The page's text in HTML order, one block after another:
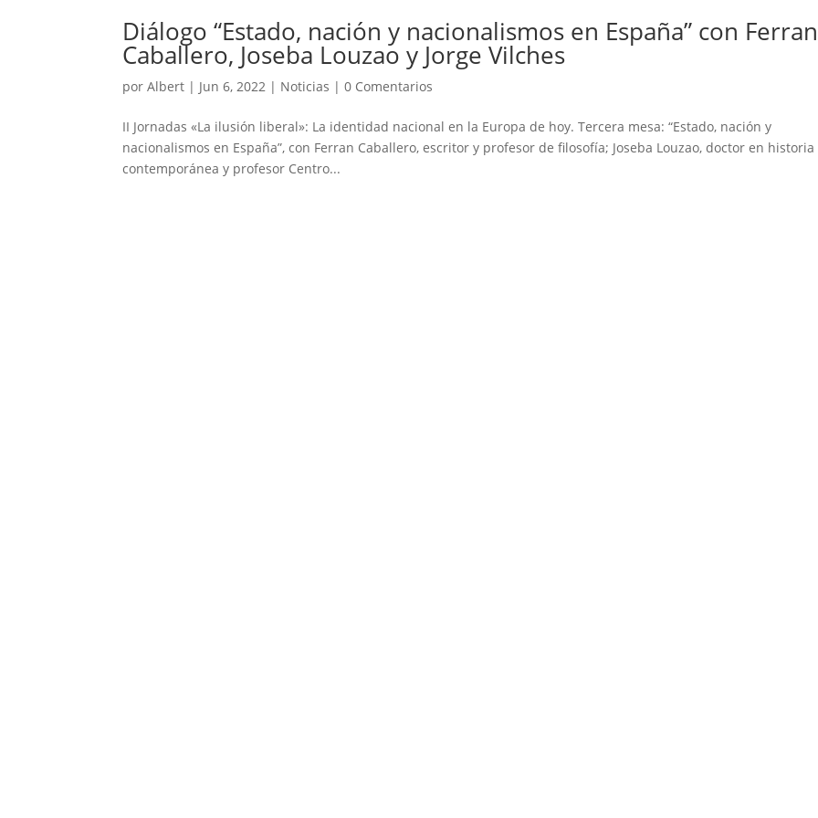
Diálogo “Estado, nación y nacionalismos en España” con Ferran
Caballero, Joseba Louzao y Jorge Vilches
porAlbert | Jun 6, 2022 | Noticias |0 Comentarios
II Jornadas «La ilusión liberal»: La identidad nacional en la Europa de hoy. Tercera mesa: “Estado, nación y
nacionalismos en España”, con Ferran Caballero, escritor y profesor de filosofía; Joseba Louzao, doctor en historia
contemporánea y profesor Centro...